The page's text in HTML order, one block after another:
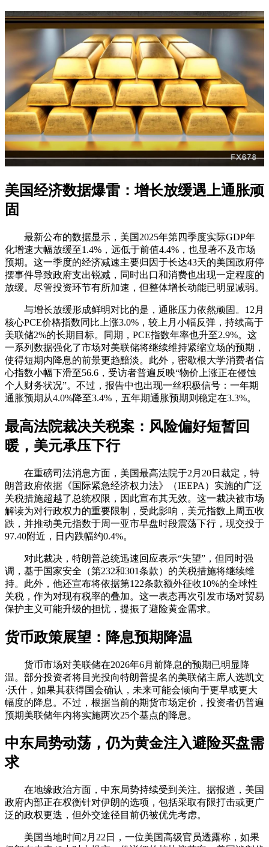
美国经济数据爆雷：增长放缓遇上通胀顽
固
最新公布的数据显示，美国2025年第四季度实际GDP年
化增速大幅放缓至1.4%，远低于前值4.4%，也显著不及市场
预期。这一季度的经济减速主要归因于长达43天的美国政府停
摆事件导致政府支出锐减，同时出口和消费也出现一定程度的
放缓。尽管投资环节有所加速，但整体增长动能已明显减弱。
与增长放缓形成鲜明对比的是，通胀压力依然顽固。12月
核心PCE价格指数同比上涨3.0%，较上月小幅反弹，持续高于
美联储2%的长期目标。同期，PCE指数年率也升至2.9%。这
一系列数据强化了市场对美联储将继续维持紧缩立场的预期，
使得短期内降息的前景更趋黯淡。此外，密歇根大学消费者信
心指数小幅下滑至56.6，受访者普遍反映“物价上涨正在侵蚀
个人财务状况”。不过，报告中也出现一丝积极信号：一年期
通胀预期从4.0%降至3.4%，五年期通胀预期则稳定在3.3%。
最高法院裁决关税案：风险偏好短暂回
暖，美元承压下行
在重磅司法消息方面，美国最高法院于2月20日裁定，特
朗普政府依据《国际紧急经济权力法》（IEEPA）实施的广泛
关税措施超越了总统权限，因此宣布其无效。这一裁决被市场
解读为对行政权力的重要限制，受此影响，美元指数上周五收
跌，并推动美元指数于周一亚市早盘时段震荡下行，现交投于
97.40附近，日内跌幅约0.4%。
对此裁决，特朗普总统迅速回应表示“失望”，但同时强
调，基于国家安全（第232和301条款）的关税措施将继续维
持。此外，他还宣布将依据第122条款额外征收10%的全球性
关税，作为对现有税率的叠加。这一表态再次引发市场对贸易
保护主义可能升级的担忧，提振了避险黄金需求。
货币政策展望：降息预期降温
货币市场对美联储在2026年6月前降息的预期已明显降
温。部分投资者将目光投向特朗普提名的美联储主席人选凯文
·沃什，如果其获得国会确认，未来可能会倾向于更早或更大
幅度的降息。不过，根据当前的期货市场定价，投资者仍普遍
预期美联储年内将实施两次25个基点的降息。
中东局势动荡，仍为黄金注入避险买盘需
求
在地缘政治方面，中东局势持续受到关注。据报道，美国
政府内部正在权衡针对伊朗的选项，包括采取有限打击或更广
泛的政权更迭，但外交途径目前仍被优先考虑。
美国当地时间2月22日，一位美国高级官员透露称，如果